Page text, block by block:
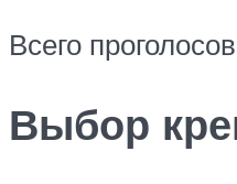
Всего
Выбор